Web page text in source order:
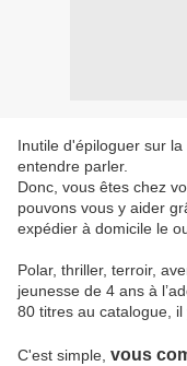
Inutile d'épiloguer sur
entendre parler.
Donc, vous êtes chez
pouvons vous y aider
expédier à domicile le
Polar, thriller, terroir,
jeunesse de 4 ans à
80 titres au catalogue,
C'est simple, vous